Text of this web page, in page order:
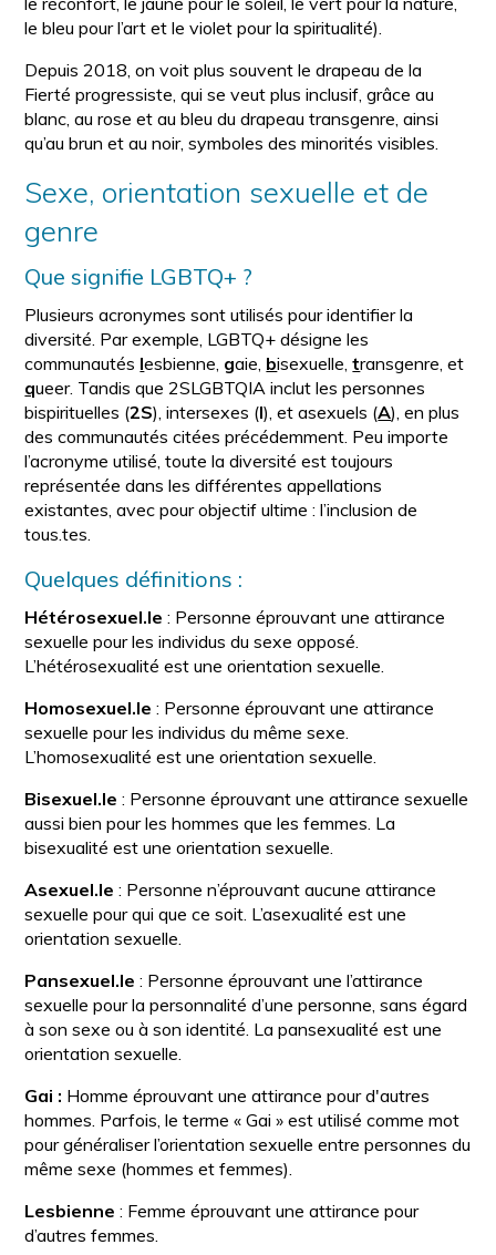
le bleu pour l’art et le violet pour la spiritualité).
Depuis 2018, on voit plus souvent le drapeau de la
Fierté progressiste, qui se veut plus inclusif, grâce au
blanc, au rose et au bleu du drapeau transgenre, ainsi
qu’au brun et au noir, symboles des minorités visibles.
Sexe, orientation sexuelle et de
genre
Que signifie LGBTQ+ ?
Plusieurs acronymes sont utilisés pour identifier la
diversité. Par exemple, LGBTQ+ désigne les
communautés lesbienne, gaie, bisexuelle,transgenre, et
queer. Tandis que 2SLGBTQIA inclut les personnes
bispirituelles (2S), intersexes (I), et asexuels (A), en plus
des communautés citées précédemment. Peu importe
l’acronyme utilisé, toute la diversité est toujours
représentée dans les différentes appellations
existantes, avec pour objectif ultime : l’inclusion de
tous.tes.
Quelques définitions :
Hétérosexuel.le : Personne éprouvant une attirance
sexuelle pour les individus du sexe opposé.
L’hétérosexualité est une orientation sexuelle.
Homosexuel.le: Personne éprouvant une attirance
sexuelle pour les individus du même sexe.
L’homosexualité est une orientation sexuelle.
Bisexuel.le : Personne éprouvant une attirance sexuelle
aussi bien pour les hommes que les femmes. La
bisexualité est une orientation sexuelle.
Asexuel.le : Personne n’éprouvant aucune attirance
sexuelle pour qui que ce soit. L’asexualité est une
orientation sexuelle.
Pansexuel.le : Personne éprouvant une l’attirance
sexuelle pour la personnalité d’une personne, sans égard
à son sexe ou à son identité. La pansexualité est une
orientation sexuelle.
Gai : Homme éprouvant une attirance pour d'autres
hommes. Parfois, le terme « Gai » est utilisé comme mot
pour généraliser l’orientation sexuelle entre personnes du
même sexe (hommes et femmes).
Lesbienne : Femme éprouvant une attirance pour
d’autres femmes.